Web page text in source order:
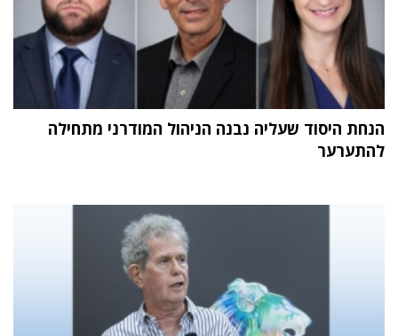
הנחת היסוד שעליה נבנה הניהול המודרני מתחילה
להתערער